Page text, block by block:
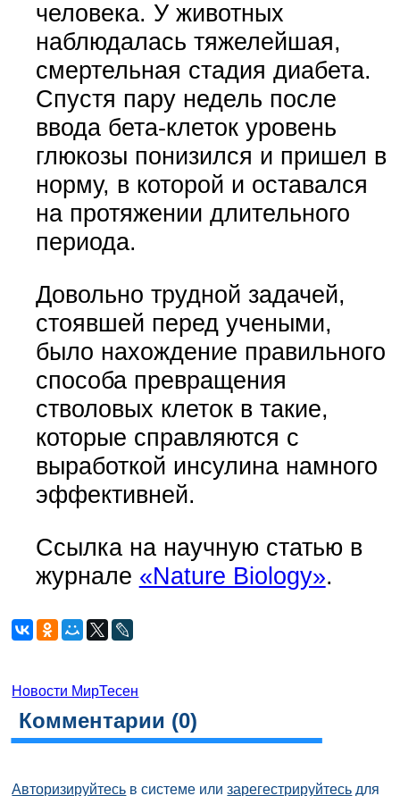
человека. У животных
наблюдалась тяжелейшая,
смертельная стадия диабета.
Спустя пару недель после
ввода бета-клеток уровень
глюкозы понизился и пришел в
норму, в которой и оставался
на протяжении длительного
периода.
Довольно трудной задачей,
стоявшей перед учеными,
было нахождение правильного
способа превращения
стволовых клеток в такие,
которые справляются с
выработкой инсулина намного
эффективней.
Ссылка на научную статью в
журнале «Nature Biology».
Новости МирТесен
Комментарии (0)
Авторизируйтесь в системе илизарегестрируйтесь для